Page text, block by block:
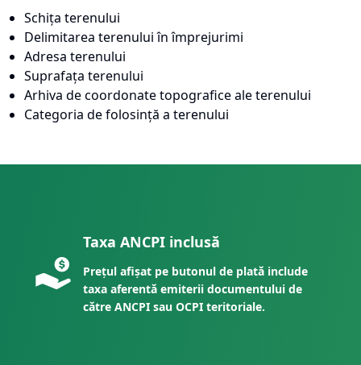
Schița terenului
Delimitarea terenului în împrejurimi
Adresa terenului
Suprafața terenului
Arhiva de coordonate topografice ale terenului
Categoria de folosință a terenului
Taxa ANCPI inclusă
Prețul afișat pe butonul de plată include
taxa aferentă emiterii documentului de
către ANCPI sau OCPI teritoriale.